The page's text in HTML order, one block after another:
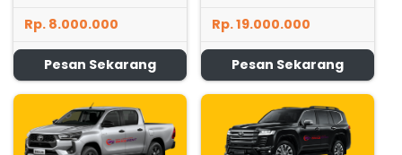
Rp. 8.000.000
Pesan Sekarang
Rp. 19.000.000
Pesan Sekarang